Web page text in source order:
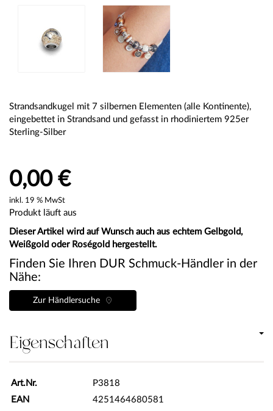
Strandsandkugel mit 7 silbernen Elementen (alle Kontinente),
eingebettet in Strandsand und gefasst in rhodiniertem 925er
Sterling-Silber
0,00 €
inkl. 19 % MwSt
Produkt läuft aus
Dieser Artikel wird auf Wunsch auch aus echtem Gelbgold,
Weißgold oder Roségold hergestellt.
Finden Sie Ihren DUR Schmuck-Händler in der
Nähe:
Zur Händlersuche
Eigenschaften
Art.Nr.
P3818
EAN
4251464680581